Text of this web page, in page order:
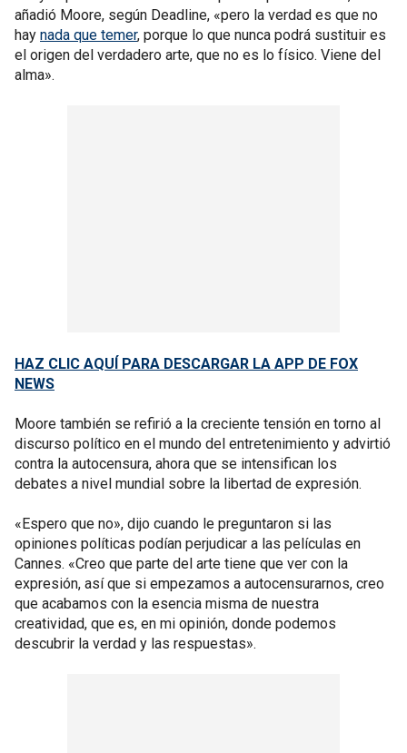
añadió Moore, según Deadline, «pero la verdad es que no
hay nada que temer, porque lo que nunca podrá sustituir es
el origen del verdadero arte, que no es lo físico. Viene del
alma».
HAZ CLIC AQUÍ PARA DESCARGAR LA APP DE FOX
NEWS
Moore también se refirió a la creciente tensión en torno al
discurso político en el mundo del entretenimiento y advirtió
contra la autocensura, ahora que se intensifican los
debates a nivel mundial sobre la libertad de expresión.
«Espero que no», dijo cuando le preguntaron si las
opiniones políticas podían perjudicar a las películas en
Cannes. «Creo que parte del arte tiene que ver con la
expresión, así que si empezamos a autocensurarnos, creo
que acabamos con la esencia misma de nuestra
creatividad, que es, en mi opinión, donde podemos
descubrir la verdad y las respuestas».